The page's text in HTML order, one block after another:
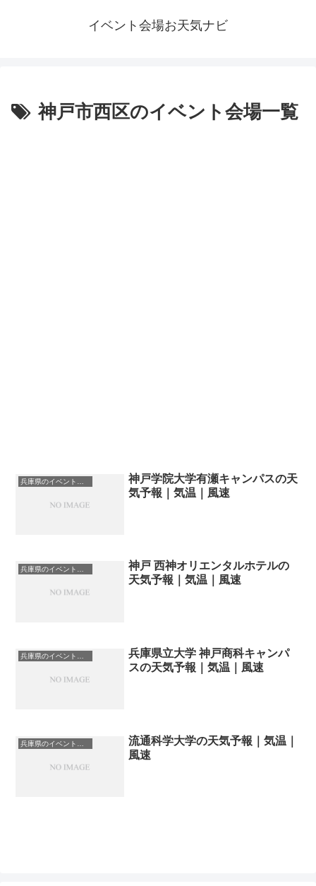
イベント会場お天気ナビ
神戸市西区のイベント会場一覧
神戸学院大学有瀬キャンパスの天
気予報｜気温｜風速
神戸 西神オリエンタルホテルの
天気予報｜気温｜風速
兵庫県のイベント会場一覧
兵庫県立大学 神戸商科キャンパ
スの天気予報｜気温｜風速
流通科学大学の天気予報｜気温｜
風速